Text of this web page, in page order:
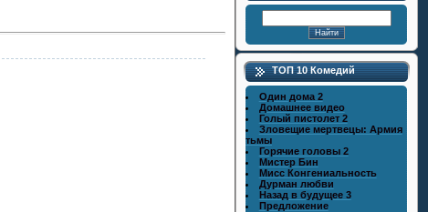
ТОП 10 Комедий
Один дома 2
Домашнее видео
Голый пистолет 2
Зловещие мертвецы: Армия
тьмы
Горячие головы 2
Мистер Бин
Мисс Конгениальность
Дурман любви
Назад в будущее 3
Предложение